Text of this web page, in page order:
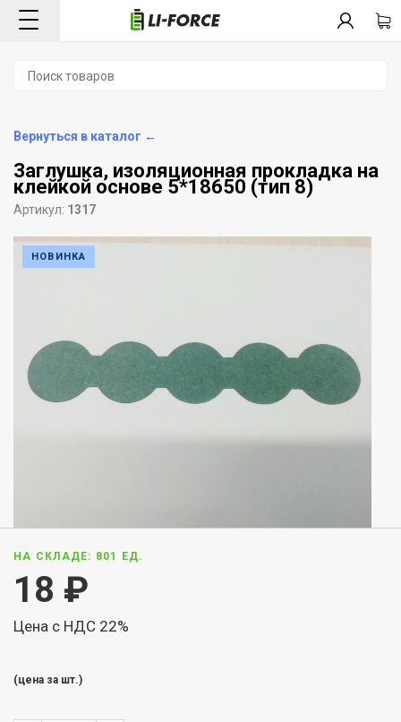
Вернуться в каталог ←
Заглушка, изоляционная прокладка на
клейкой основе 5*18650 (тип 8)
Артикул: 1317
НОВИНКА
НА СКЛАДЕ: 801 ЕД.
18 ₽
Цена с НДС 22%
(цена за шт.)